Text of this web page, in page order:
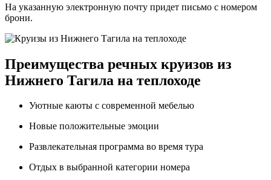
На указанную электронную почту придет письмо с номером
брони.
Преимущества речных круизов из
Нижнего Тагила на теплоходе
Уютные каюты с современной мебелью
Новые положительные эмоции
Развлекательная программа во время тура
Отдых в выбранной категории номера